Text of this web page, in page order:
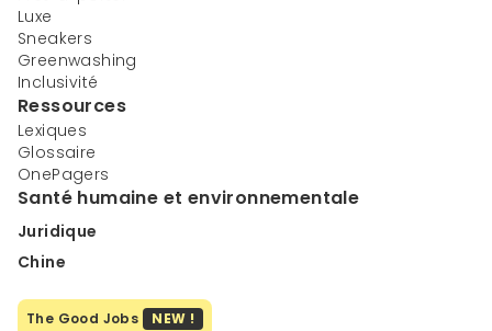
Luxe
Sneakers
Greenwashing
Inclusivité
Ressources
Lexiques
Glossaire
OnePagers
Santé humaine et environnementale
Juridique
Chine
The Good Jobs NEW !